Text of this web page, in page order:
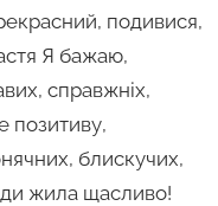
подивися,
Я бажаю,
справжніх,
позитиву,
блискучих,
жила щасливо!